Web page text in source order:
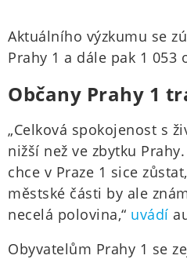
Aktuálního výzkumu se
Prahy 1 a dále pak 1 053
Občany Prahy 1
„Celková spokojenost s
nižší než ve zbytku
chce v Praze 1 sice
městské části by ale
necelá polovina,“ uvádí
Obyvatelům Prahy 1 se